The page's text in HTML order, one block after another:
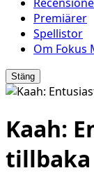
Premiärer
Spellistor
Om Fokus
Stäng
Kaah: